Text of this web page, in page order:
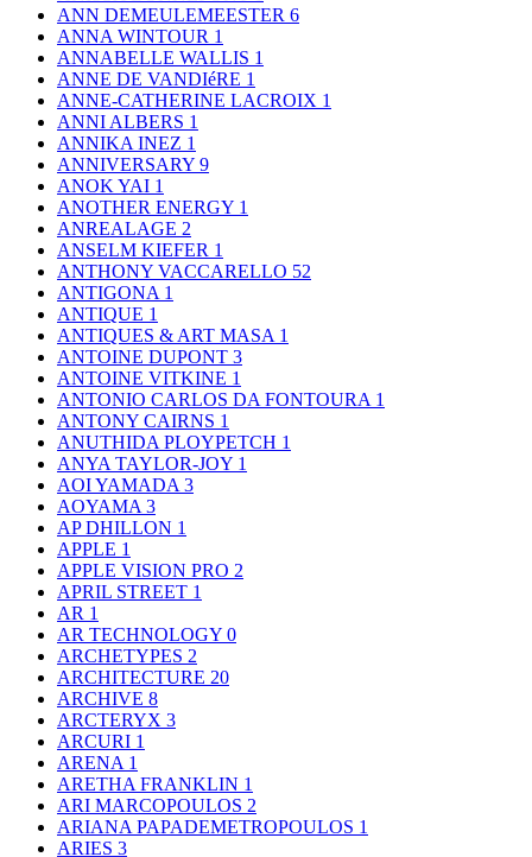
ANN DEMEULEMEESTER 6
ANNA WINTOUR 1
ANNABELLE WALLIS 1
ANNE DE VANDIéRE 1
ANNE-CATHERINE LACROIX 1
ANNI ALBERS 1
ANNIKA INEZ 1
ANNIVERSARY 9
ANOK YAI 1
ANOTHER ENERGY 1
ANREALAGE 2
ANSELM KIEFER 1
ANTHONY VACCARELLO 52
ANTIGONA 1
ANTIQUE 1
ANTIQUES & ART MASA 1
ANTOINE DUPONT 3
ANTOINE VITKINE 1
ANTONIO CARLOS DA FONTOURA 1
ANTONY CAIRNS 1
ANUTHIDA PLOYPETCH 1
ANYA TAYLOR-JOY 1
AOI YAMADA3
AOYAMA3
AP DHILLON 1
APPLE 1
APPLE VISION PRO 2
APRIL STREET 1
AR 1
AR TECHNOLOGY 0
ARCHETYPES 2
ARCHITECTURE 20
ARCHIVE 8
ARCTERYX 3
ARCURI 1
ARENA 1
ARETHA FRANKLIN 1
ARI MARCOPOULOS 2
ARIANA PAPADEMETROPOULOS 1
ARIES 3